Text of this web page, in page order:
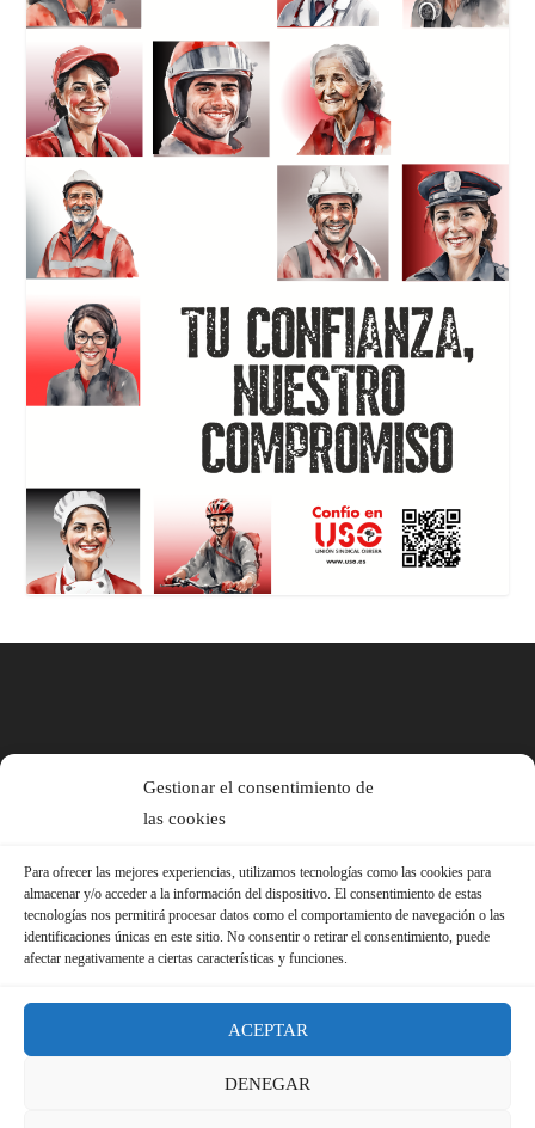
Gestionar el consentimiento de
las cookies
Para ofrecer las mejores experiencias, utilizamos tecnologías como las cookies para
almacenar y/o acceder a la información del dispositivo. El consentimiento de estas
tecnologías nos permitirá procesar datos como el comportamiento de navegación o las
identificaciones únicas en este sitio. No consentir o retirar el consentimiento, puede
afectar negativamente a ciertas características y funciones.
ACEPTAR
DENEGAR